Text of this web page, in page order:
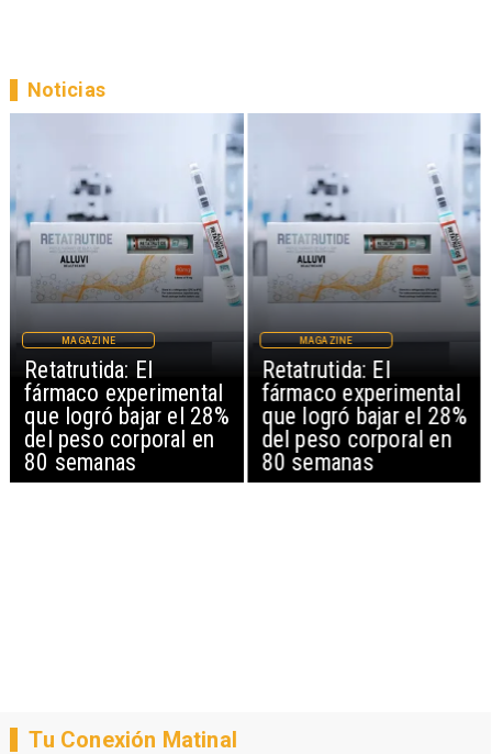
Retatrutida: El
fármaco experimental
que logró bajar el 28%
del peso corporal en
80 semanas
MAGAZINE
Retatrutida: El
fármaco experimental
que logró bajar el 28%
del peso corporal en
80 semanas
MAGAZINE
Noticias
Tu Conexión Matinal